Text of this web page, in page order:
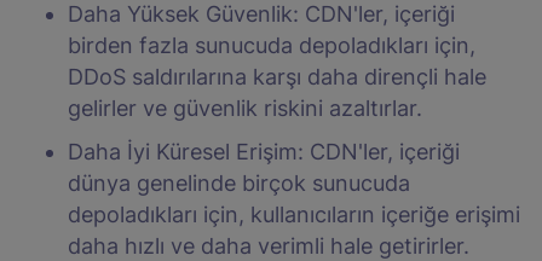
Daha Yüksek Güvenlik: CDN'ler, içeriği
birden fazla sunucuda depoladıkları için,
DDoS saldırılarına karşı daha dirençli hale
gelirler ve güvenlik riskini azaltırlar.
Daha İyi Küresel Erişim: CDN'ler, içeriği
dünya genelinde birçok sunucuda
depoladıkları için, kullanıcıların içeriğe erişimi
daha hızlı ve daha verimli hale getirirler.